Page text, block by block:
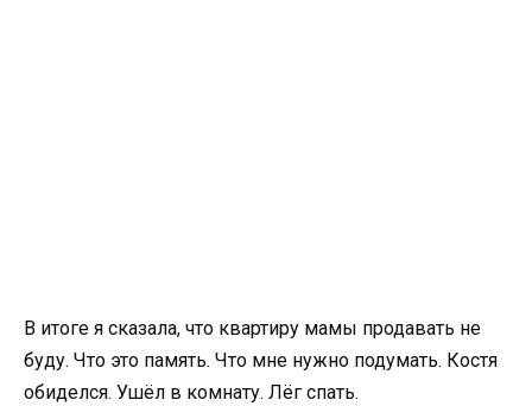
В итоге я сказала, что квартиру мамы продавать не
буду. Что это память. Что мне нужно подумать. Костя
обиделся. Ушёл в комнату. Лёг спать.